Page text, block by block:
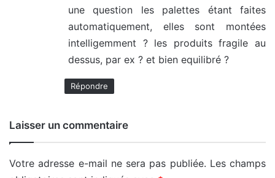
:
une question les palettes étant faites
automatiquement, elles sont montées
intelligemment ? les produits fragile au
dessus, par ex ? et bien equilibré ?
Répondre
Laisser un commentaire
Votre adresse e-mail ne sera pas publiée. Les champs